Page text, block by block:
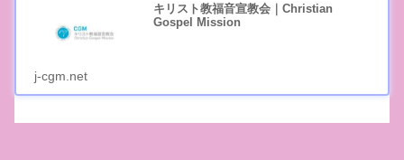
キリスト教福音宣教会｜Christian
Gospel Mission
j-cgm.net